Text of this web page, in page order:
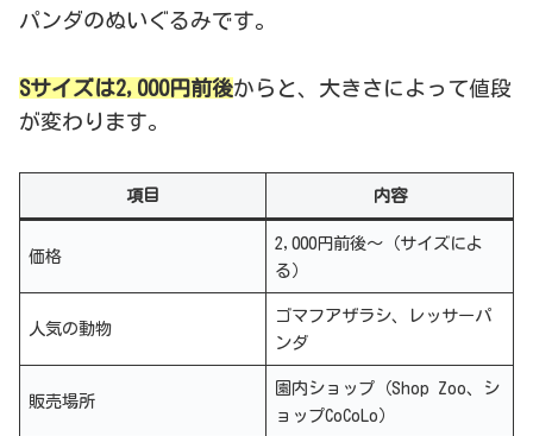
パンダのぬいぐるみです。
Sサイズは2,000円前後からと、大きさによって値段
が変わります。
項目 内容
価格
2,000円前後～（サイズによ
る）
人気の動物
ゴマフアザラシ、レッサーパ
ンダ
販売場所
園内ショップ（Shop Zoo、シ
ョップCoCoLo）